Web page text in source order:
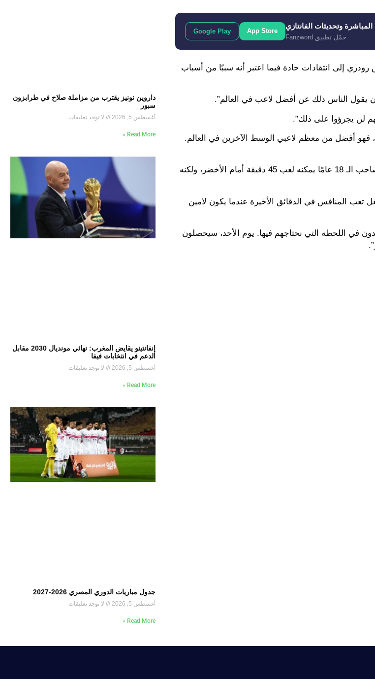
المباشرة وتحديثات الفانتازي
حمّل تطبيق Fanzword
App Store
Google Play
إلى انتقادات حادة فيما اعتبر أنه سببًا من أسباب
أن يقول الناس ذلك عن أفضل لاعب في العالم”.
لن يجرؤوا على ذلك”.
أفضل لاعب في العالم. وحتى لو كان جاهزاً بنسبة 50% فقط، فهو أفضل من معظم لاعبي الوسط الآخرين في العالم.
وعند سؤاله عن يامال الذي لعب 20 دقيقة في مواجهة الرأس الأخضر، أجاب بأن صاحب الـ 18 عامًا يمكنه لعب 45 دقيقة أمام الأخضر، ولكنه
تعب المنافس في الدقائق الأخيرة عندما يكون لامين
في اللحظة التي نحتاجهم فيها. يوم الأحد، سيحصلون
داروين نونيز يقترب من مزاملة صلاح في طرابزون
سبور
أغسطس 5, 2026 لا توجد تعليقات
Read More »
إنفانتينو يقايض المغرب: نهائي مونديال 2030 مقابل
الدعم في انتخابات فيفا
أغسطس 5, 2026 لا توجد تعليقات
Read More »
جدول مباريات الدوري المصري 2026-2027
أغسطس 5, 2026 لا توجد تعليقات
Read More »